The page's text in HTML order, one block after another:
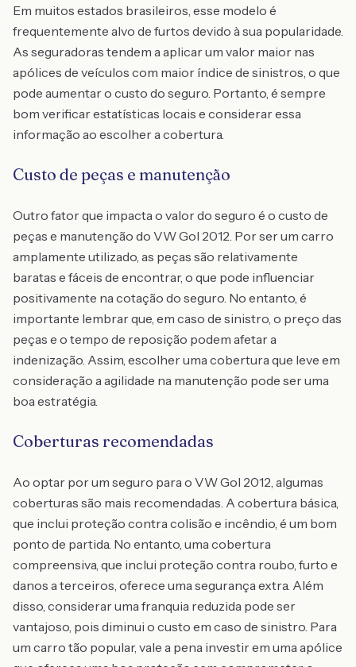
Em muitos estados brasileiros, esse modelo é
frequentemente alvo de furtos devido à sua popularidade.
As seguradoras tendem a aplicar um valor maior nas
apólices de veículos com maior índice de sinistros, o que
pode aumentar o custo do seguro. Portanto, é sempre
bom verificar estatísticas locais e considerar essa
informação ao escolher a cobertura.
Custo de peças e manutenção
Outro fator que impacta o valor do seguro é o custo de
peças e manutenção do VW Gol 2012. Por ser um carro
amplamente utilizado, as peças são relativamente
baratas e fáceis de encontrar, o que pode influenciar
positivamente na cotação do seguro. No entanto, é
importante lembrar que, em caso de sinistro, o preço das
peças e o tempo de reposição podem afetar a
indenização. Assim, escolher uma cobertura que leve em
consideração a agilidade na manutenção pode ser uma
boa estratégia.
Coberturas recomendadas
Ao optar por um seguro para o VW Gol 2012, algumas
coberturas são mais recomendadas. A cobertura básica,
que inclui proteção contra colisão e incêndio, é um bom
ponto de partida. No entanto, uma cobertura
compreensiva, que inclui proteção contra roubo, furto e
danos a terceiros, oferece uma segurança extra. Além
disso, considerar uma franquia reduzida pode ser
vantajoso, pois diminui o custo em caso de sinistro. Para
um carro tão popular, vale a pena investir em uma apólice